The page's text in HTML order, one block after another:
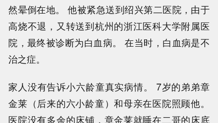
然晕倒在地。 他被紧急送到绍兴第二医院，由于
高烧不退，又转送到杭州的浙江医科大学附属医
院，最终被诊断为白血病。 在当时，白血病是不
治之症。
家人没有告诉小六龄童真实病情。 7岁的弟弟章
金莱（后来的六小龄童）和母亲在医院照顾他。
医院没有多余的床铺，章金莱就睡在二哥的床底